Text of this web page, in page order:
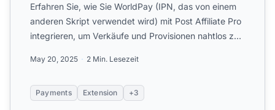
Erfahren Sie, wie Sie WorldPay (IPN, das von einem
anderen Skript verwendet wird) mit Post Affiliate Pro
integrieren, um Verkäufe und Provisionen nahtlos zu
May 20, 2025 2 Min. Lesezeit
Payments Extension +3